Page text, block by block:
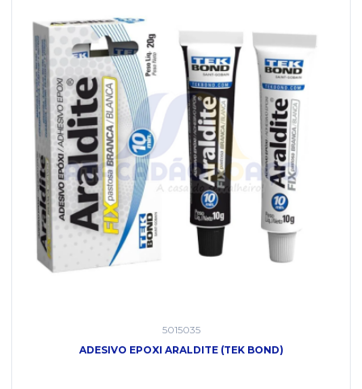
5015035
ADESIVO EPOXI ARALDITE (TEK BOND)